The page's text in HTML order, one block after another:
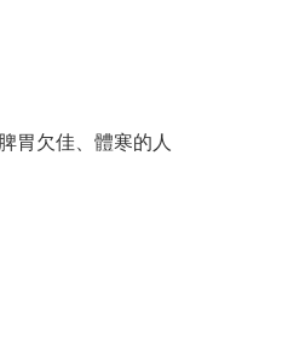
胃欠佳、體寒的人